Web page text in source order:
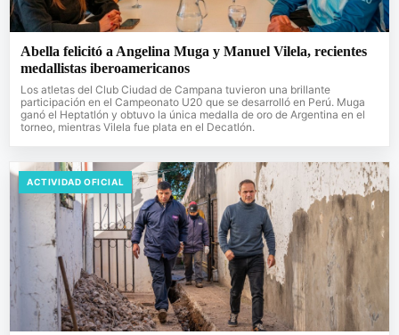
Abella felicitó a Angelina Muga y Manuel Vilela, recientes
medallistas iberoamericanos
Los atletas del Club Ciudad de Campana tuvieron una brillante
participación en el Campeonato U20 que se desarrolló en Perú. Muga
ganó el Heptatlón y obtuvo la única medalla de oro de Argentina en el
torneo, mientras Vilela fue plata en el Decatlón.
ACTIVIDAD OFICIAL